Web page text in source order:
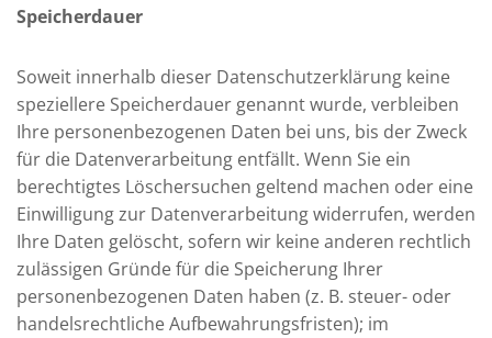
Speicherdauer
Soweit innerhalb dieser Datenschutzerklärung keine
speziellere Speicherdauer genannt wurde, verbleiben
Ihre personenbezogenen Daten bei uns, bis der Zweck
für die Datenverarbeitung entfällt. Wenn Sie ein
berechtigtes Löschersuchen geltend machen oder eine
Einwilligung zur Datenverarbeitung widerrufen, werden
Ihre Daten gelöscht, sofern wir keine anderen rechtlich
zulässigen Gründe für die Speicherung Ihrer
personenbezogenen Daten haben (z. B. steuer- oder
handelsrechtliche Aufbewahrungsfristen); im